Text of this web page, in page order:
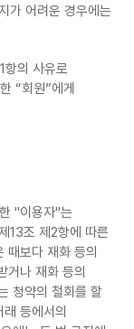
가 어려운 경우에는
항의 사유로
“회원”에게
"이용자"는
13조 제2항에 따른
때보다 재화 등의
거나 재화 등의
청약의 철회를 할
등에서의